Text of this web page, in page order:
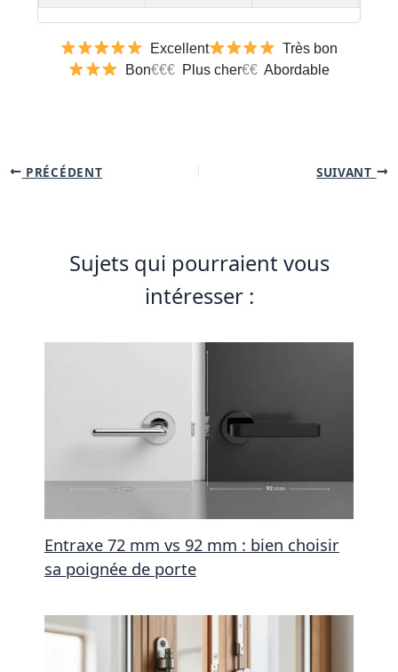
Tableau comparatif des charnières invisibles selon
Excellent
Très bon
Bon€€€ Plus cher€€ Abordable
PRÉCÉDENT SUIVANT
Sujets qui pourraient vous
intéresser :
Entraxe 72 mm vs 92 mm : bien choisir
sa poignée de porte